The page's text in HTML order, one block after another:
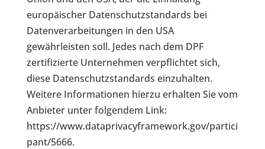
europäischer Datenschutzstandards bei
Datenverarbeitungen in den USA
gewährleisten soll. Jedes nach dem DPF
zertifizierte Unternehmen verpflichtet sich,
diese Datenschutzstandards einzuhalten.
Weitere Informationen hierzu erhalten Sie vom
Anbieter unter folgendem Link:
https://www.dataprivacyframework.gov/partici
pant/5666.